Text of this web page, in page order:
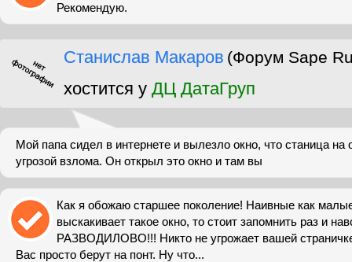
Рекомендую.
Станислав Макаров (Форум Sape
хостится у ДЦ ДатаГруп
Мой папа сидел в интернете и вылезло окно, что станица на
угрозой взлома. Он открыл это окно и там вы
Как я обожаю старшее поколение! Наивные как
выскакивает такое окно, то стоит запомнить раз и
РАЗВОДИЛОВО!!! Никто не угрожает вашей
Вас просто берут на понт. Ну что...